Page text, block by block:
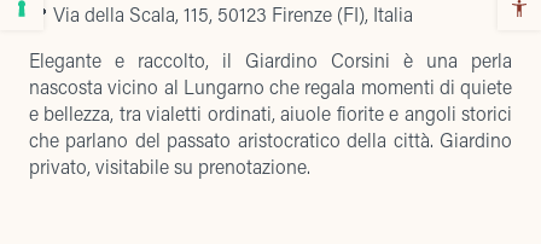
📍 Via della Scala, 115, 50123 Firenze (FI), Italia
Elegante e raccolto, il Giardino Corsini è una perla
nascosta vicino al Lungarno che regala momenti di quiete
e bellezza, tra vialetti ordinati, aiuole fiorite e angoli storici
che parlano del passato aristocratico della città. Giardino
privato, visitabile su prenotazione.